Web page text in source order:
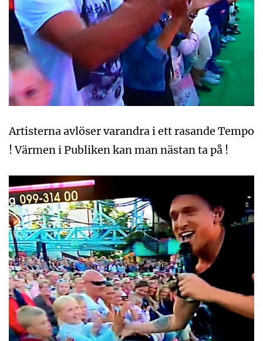
Artisterna avlöser varandra i ett rasande Tempo
! Värmen i Publiken kan man nästan ta på !